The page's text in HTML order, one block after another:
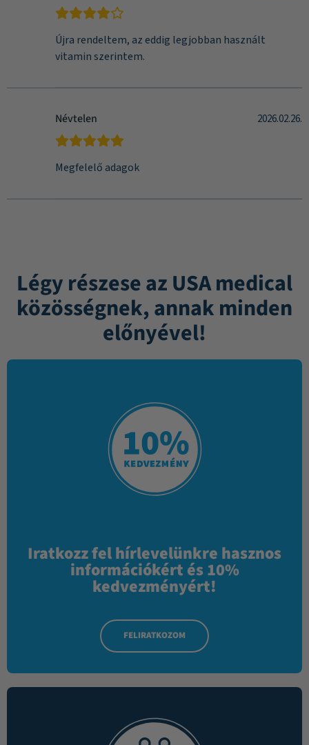
Újra rendeltem, az eddig legjobban használt
vitamin szerintem.
Névtelen 2026.02.26.
Megfelelő adagok
Légy részese az USA medical
közösségnek, annak minden
előnyével!
Iratkozz fel hírlevelünkre hasznos
információkért és 10%
kedvezményért!
FELIRATKOZOM